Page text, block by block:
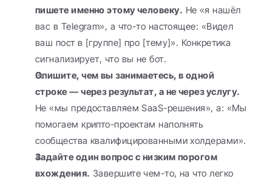
пишете именно этому человеку. Не «я нашёл
вас в Telegram», а что-то настоящее: «Видел
ваш пост в [группе] про [тему]». Конкретика
сигнализирует, что вы не бот.
Опишите, чем вы занимаетесь, в одной
строке — через результат, а не через услугу.
Не «мы предоставляем SaaS-решения», а: «Мы
помогаем крипто-проектам наполнять
сообщества квалифицированными холдерами».
Задайте один вопрос с низким порогом
вхождения. Завершите чем-то, на что легко